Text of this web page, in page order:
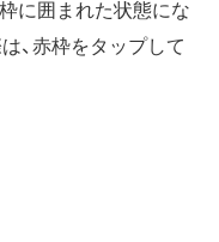
に囲まれた状態にな
、赤枠をタップして